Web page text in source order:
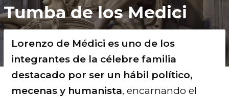
Tumba de los Medici
Lorenzo de Médici es uno de los
integrantes de la célebre familia
destacado por ser un hábil político,
mecenas y humanista, encarnando el